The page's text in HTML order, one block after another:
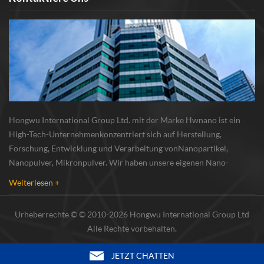
Hongwu International Group Ltd. mit der Marke Hwnano ist ein
High-Tech-Unternehmenkonzentriert sich auf Herstellung,
Forschung, Entwicklung und Verarbeitung vonNanopartikel,
Nanopulver, Mikronpulver. Wir haben unsere eigenen Nano-
Weiterlesen +
Urheberrechte © © 2010-2026 Hongwu International Group Ltd
Alle Rechte vorbehalten.
JETZT CHATTEN